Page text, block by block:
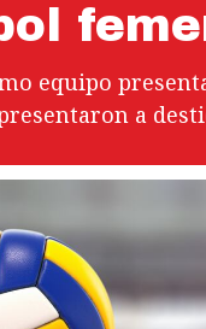
equipo
a